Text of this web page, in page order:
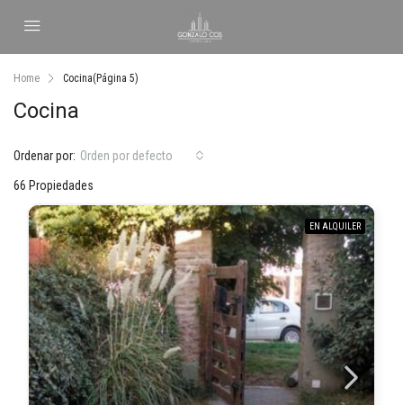
Home Cocina(Página 5)
Cocina
66 Propiedades
Ordenar por: Orden por defecto
EN ALQUILER